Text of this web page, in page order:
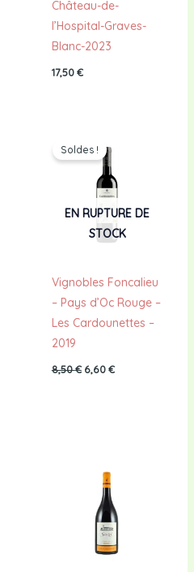
Château-de-
l’Hospital-Graves-
Blanc-2023
17,50€
EN RUPTURE DE
STOCK
Soldes !
Vignobles Foncalieu
– Pays d’Oc Rouge –
Les Cardounettes –
2019
8,50€
prix
initial
était :
8,50 €.
6,60€
6,60 €.